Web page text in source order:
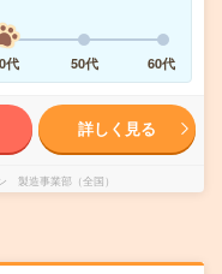
代 50代 60代
詳しく見る
製造事業部（全国）